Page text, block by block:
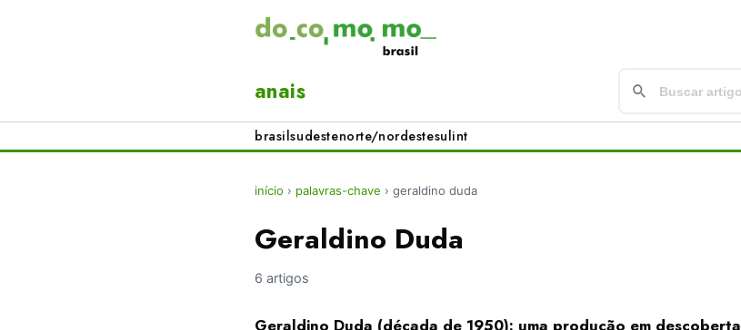
anais
brasilsudestenorte/nordestesulint
início › palavras-chave › geraldino duda
Geraldino Duda
6 artigos
Geraldino Duda (década de 1950): uma produção em descoberta